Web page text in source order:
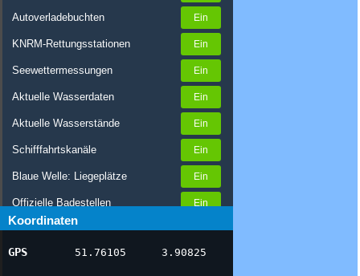
Autoverladebuchten
KNRM-Rettungsstationen
Seewettermessungen
Aktuelle Wasserdaten
Aktuelle Wasserstände
Schifffahrtskanäle
Blaue Welle: Liegeplätze
Offizielle Badestellen
Nachrichten Binnenschifffahrt
AIS-Schiffspositionen
Koordinaten
GPS 51.76105 3.90825